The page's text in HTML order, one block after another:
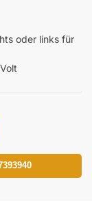
oder links für